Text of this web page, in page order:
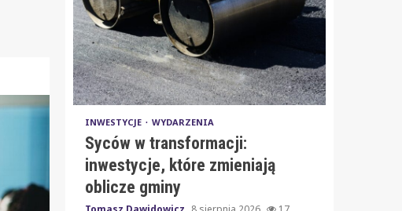
INWESTYCJE WYDARZENIA
Syców w transformacji:
inwestycje, które zmieniają
oblicze gminy